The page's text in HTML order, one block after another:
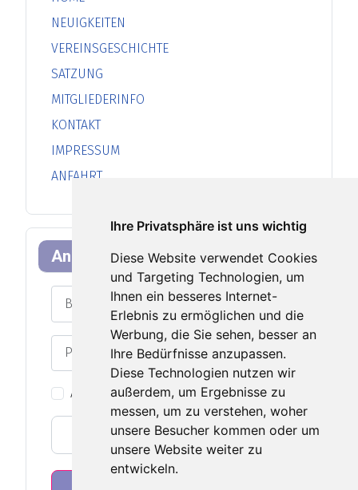
Ihre Privatsphäre ist uns wichtig
Diese Website verwendet Cookies
und Targeting Technologien, um
Ihnen ein besseres Internet-
Erlebnis zu ermöglichen und die
Werbung, die Sie sehen, besser an
Ihre Bedürfnisse anzupassen.
Diese Technologien nutzen wir
außerdem, um Ergebnisse zu
messen, um zu verstehen, woher
unsere Besucher kommen oder um
unsere Website weiter zu
entwickeln.
NEUIGKEITEN
VEREINSGESCHICHTE
SATZUNG
MITGLIEDERINFO
KONTAKT
IMPRESSUM
ANFAHRT
Anmeldeformular
Benutzername
Passwort
Angemeldet bleiben
Web-Authentifizierung